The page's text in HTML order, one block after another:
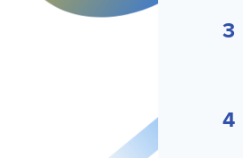
3
4